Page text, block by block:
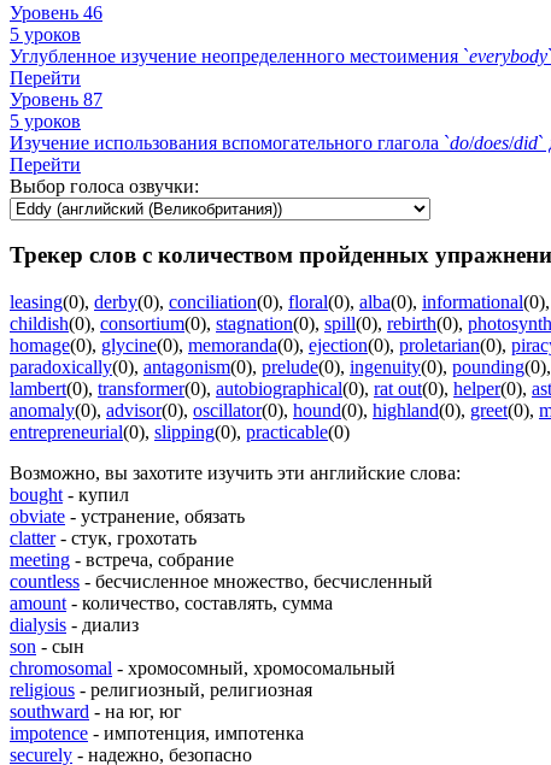
Уровень 46
5 уроков
Углубленное изучение неопределенного местоимения `everybody
Перейти
Уровень 87
5 уроков
Изучение использования вспомогательного глагола `do/does/did`
Перейти
Выбор голоса озвучки:
Трекер слов с количеством пройденных
leasing(0), derby(0), conciliation(0), floral(0), alba(0), informational(0),
childish(0), consortium(0), stagnation(0), spill(0), rebirth(0),
homage(0), glycine(0), memoranda(0), ejection(0), proletarian(0),
paradoxically(0), antagonism(0), prelude(0), ingenuity(0), pounding(0),
lambert(0), transformer(0), autobiographical(0), rat out(0), helper(0),
anomaly(0), advisor(0), oscillator(0), hound(0), highland(0), greet(0),
entrepreneurial(0), slipping(0), practicable(0)
Возможно, вы захотите изучить эти английские слова:
bought - купил
obviate - устранение, обязать
clatter- стук, грохотать
meeting - встреча, собрание
countless - бесчисленное множество, бесчисленный
amount - количество, составлять, сумма
dialysis - диализ
son - сын
chromosomal - хромосомный, хромосомальный
religious - религиозный, религиозная
southward - на юг, юг
impotence - импотенция, импотенка
securely - надежно, безопасно